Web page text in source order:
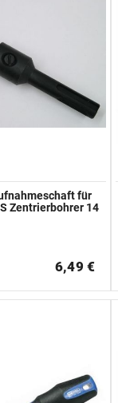
für
Zentrierbohrer 14
6,49 €